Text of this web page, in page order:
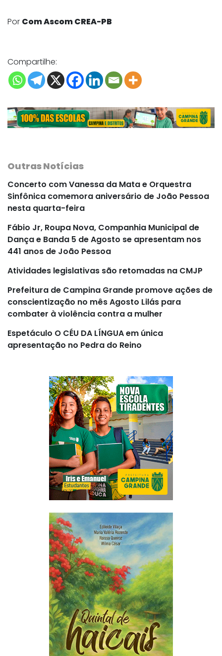
Por Com Ascom CREA-PB
Compartilhe:
Outras Notícias
Concerto com Vanessa da Mata e Orquestra
Sinfônica comemora aniversário de João Pessoa
nesta quarta-feira
Fábio Jr, Roupa Nova, Companhia Municipal de
Dança e Banda 5 de Agosto se apresentam nos
441 anos de João Pessoa
Atividades legislativas são retomadas na CMJP
Prefeitura de Campina Grande promove ações de
conscientização no mês Agosto Lilás para
combater à violência contra a mulher
Espetáculo O CÉU DA LÍNGUA em única
apresentação no Pedra do Reino